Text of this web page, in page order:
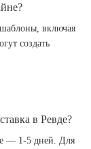
включая
создать
в Ревде?
— 1-5 дней. Для